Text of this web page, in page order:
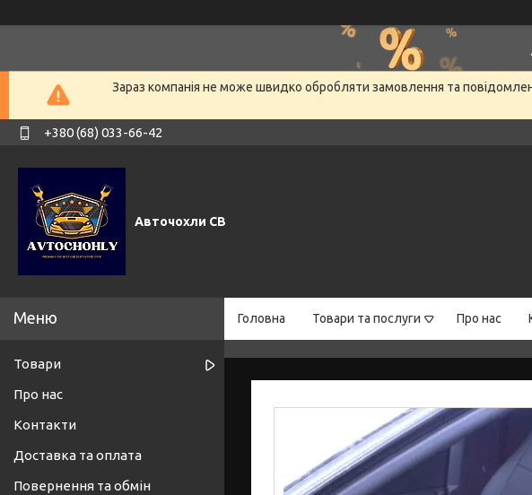
Зараз компанія не може швидко обробляти замовлення та
+380 (68) 033-66-42
Авточохли СВ
Головна Товари та послуги Про нас
Товари
Про нас
Контакти
Доставка та оплата
Повернення та обмін